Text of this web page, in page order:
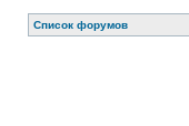
Список форумов